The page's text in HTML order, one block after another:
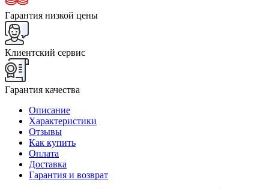
Гарантия низкой цены
Клиентский сервис
Гарантия качества
Описание
Характеристики
Отзывы
Как купить
Оплата
Доставка
Гарантия и возврат